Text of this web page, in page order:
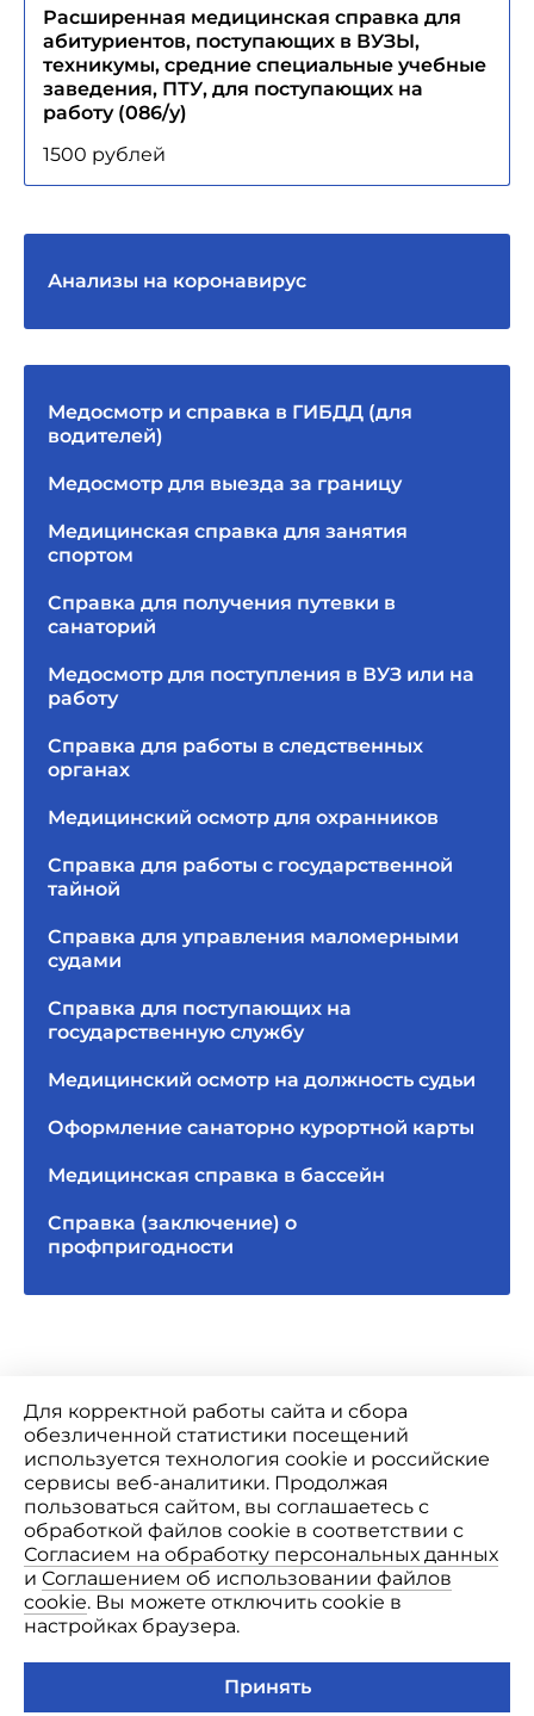
Расширенная медицинская справка для
абитуриентов, поступающих в ВУЗЫ,
техникумы, средние специальные учебные
заведения, ПТУ, для поступающих на
работу (086/у)
1500 рублей
Анализы на коронавирус
Медосмотр и справка в ГИБДД (для
водителей)
Медосмотр для выезда за границу
Медицинская справка для занятия
спортом
Справка для получения путевки в
санаторий
Медосмотр для поступления в ВУЗ или на
работу
Справка для работы в следственных
органах
Медицинский осмотр для охранников
Справка для работы с государственной
тайной
Справка для управления маломерными
судами
Справка для поступающих на
государственную службу
Медицинский осмотр на должность судьи
Оформление санаторно курортной карты
Медицинская справка в бассейн
Справка (заключение) о
профпригодности
Лицензия Л041-01146-34/00343035
Использование CookieПолитика конфиденциальности
Информация и цены, представленные на сайте, являются
справочными и не являются публичной офертой.
Лекарственные средства, медицинские услуги, в том числе
Существует необходимость ознакомления с инструкцией по их
Для корректной работы сайта и сбора
обезличенной статистики посещений
используется технология cookie и российские
сервисы веб-аналитики. Продолжая
пользоваться сайтом, вы соглашаетесь с
обработкой файлов cookie в соответствии с
Согласием на обработку персональных данных
и Соглашением об использовании файлов
cookie. Вы можете отключить cookie в
настройках браузера.
Принять